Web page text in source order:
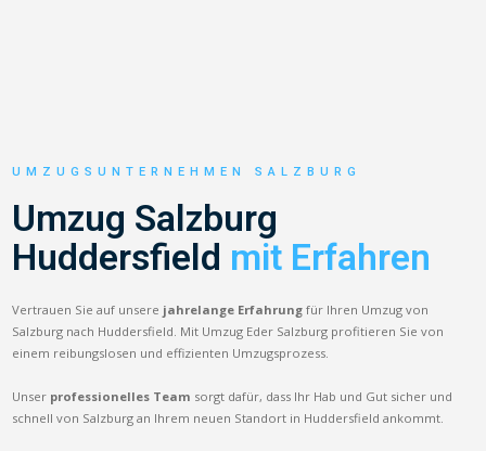
UMZUGSUNTERNEHMEN SALZBURG
Umzug Salzburg
Huddersfield mit Erfahren
Vertrauen Sie auf unsere jahrelange Erfahrung für Ihren Umzug von
Salzburg nach Huddersfield. Mit Umzug Eder Salzburg profitieren Sie von
einem reibungslosen und effizienten Umzugsprozess.
Unser professionelles Team sorgt dafür, dass Ihr Hab und Gut sicher und
schnell von Salzburg an Ihrem neuen Standort in Huddersfield ankommt.